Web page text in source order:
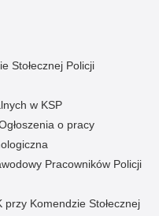
Stołecznej Policji
w KSP
o pracy
Pracowników Policji
Komendzie Stołecznej